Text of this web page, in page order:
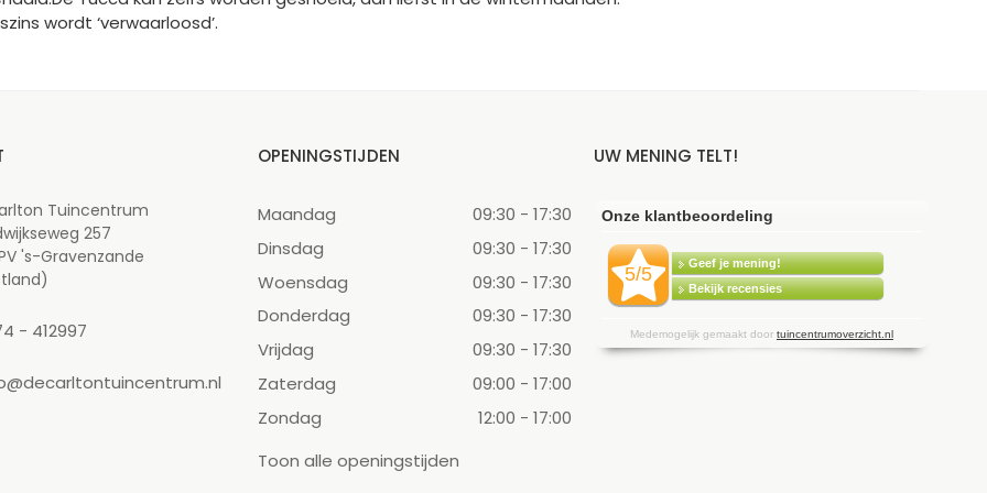
wordt ‘verwaarloosd’.
Tuincentrum
257
's-Gravenzande
- 412997
OPENINGSTIJDEN
Maandag
09:30 - 17:30
Dinsdag
09:30 - 17:30
Woensdag
09:30 - 17:30
Donderdag
09:30 - 17:30
Vrijdag
09:30 - 17:30
Zaterdag
09:00 - 17:00
Zondag
12:00 - 17:00
Toon alle openingstijden
UW MENING TELT!